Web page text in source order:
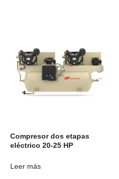
Compresor dos etapas
eléctrico 20-25 HP
Leer más